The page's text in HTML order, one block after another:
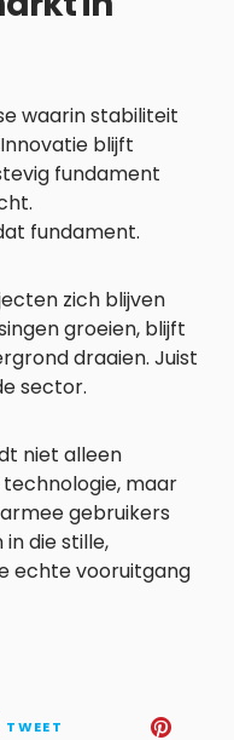
waarin stabiliteit
blijft
fundament
fundament.
zich blijven
groeien, blijft
draaien. Juist
sector.
niet alleen
maar
gebruikers
in die stille,
echte vooruitgang
TWEET